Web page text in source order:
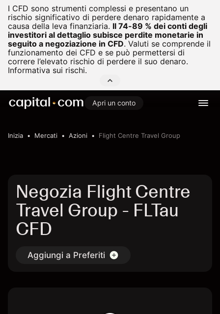
I CFD sono strumenti complessi e presentano un
rischio significativo di perdere denaro rapidamente a
causa della leva finanziaria. Il 74-89 % dei conti degli
investitori al dettaglio subisce perdite monetarie in
seguito a negoziazione in CFD. Valuti se comprende il
funzionamento dei CFD e se può permettersi di
correre l’elevato rischio di perdere il suo denaro.
Informativa sui rischi.
Apri un conto
Inizia Mercati Azioni Flight Centre Travel Group
Negozia Flight Centre
Travel Group - FLTau
CFD
Aggiungi a Preferiti